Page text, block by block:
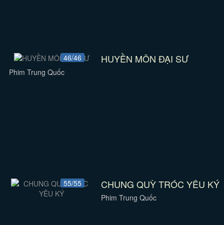
46/46 HUYỀN MÔN ĐẠI SƯ
Phim Trung Quốc
55/55 CHUNG QUỲ TRÓC YÊU KÝ
Phim Trung Quốc